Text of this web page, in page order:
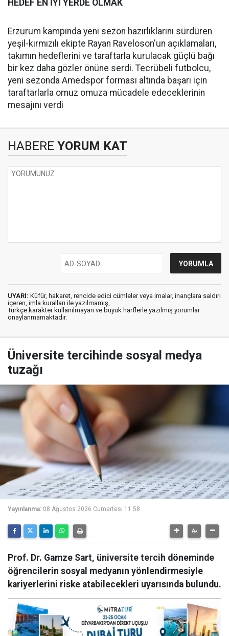
HEDEF EN İYİ YERDE OLMAK
Erzurum kampında yeni sezon hazırlıklarını sürdüren
yeşil-kırmızılı ekipte Rayan Raveloson'un açıklamaları,
takımın hedeflerini ve taraftarla kurulacak güçlü bağı
bir kez daha gözler önüne serdi. Tecrübeli futbolcu,
yeni sezonda Amedspor forması altında başarı için
taraftarlarla omuz omuza mücadele edeceklerinin
mesajını verdi
HABERE YORUM KAT
UYARI: Küfür, hakaret, rencide edici cümleler veya imalar, inançlara saldırı
içeren, imla kuralları ile yazılmamış,
Türkçe karakter kullanılmayan ve büyük harflerle yazılmış yorumlar
onaylanmamaktadır.
Üniversite tercihinde sosyal medya
tuzağı
Yayınlanma: 08 Ağustos 2026 Cumartesi 11:58
Prof. Dr. Gamze Sart, üniversite tercih döneminde
öğrencilerin sosyal medyanın yönlendirmesiyle
kariyerlerini riske atabilecekleri uyarısında bulundu.